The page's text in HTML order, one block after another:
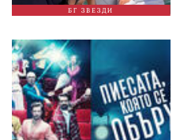
БГ ЗВЕЗДИ